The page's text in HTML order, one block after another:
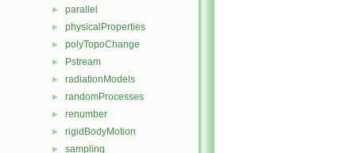
► parallel
► physicalProperties
► polyTopoChange
► Pstream
► radiationModels
► randomProcesses
► renumber
► rigidBodyMotion
► sampling